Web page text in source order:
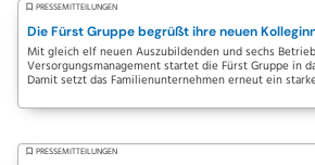
PRESSEMITTEILUNGEN
Die Fürst Gruppe begrüßt ihre neuen
Mit gleich elf neuen Auszubildenden und sechs
Versorgungsmanagement startet die Fürst Gruppe in
Damit setzt das Familienunternehmen erneut ein
PRESSEMITTEILUNGEN